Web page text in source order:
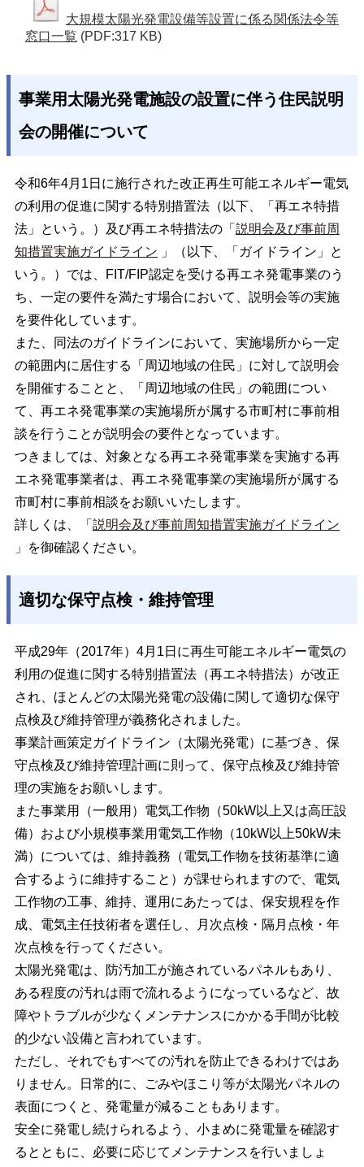
大規模太陽光発電設備等設置に係る関係法令等
窓口一覧 (PDF:317 KB)
事業用太陽光発電施設の設置に伴う住民説明
会の開催について
令和6年4月1日に施行された改正再生可能エネルギー電気
の利用の促進に関する特別措置法（以下、「再エネ特措
法」という。）及び再エネ特措法の「 説明会及び事前周
知措置実施ガイドライン 」（以下、「ガイドライン」と
いう。）では、FIT/FIP認定を受ける再エネ発電事業のう
ち、一定の要件を満たす場合において、説明会等の実施
を要件化しています。
また、同法のガイドラインにおいて、実施場所から一定
の範囲内に居住する「周辺地域の住民」に対して説明会
を開催することと、「周辺地域の住民」の範囲につい
て、再エネ発電事業の実施場所が属する市町村に事前相
談を行うことが説明会の要件となっています。
つきましては、対象となる再エネ発電事業を実施する再
エネ発電事業者は、再エネ発電事業の実施場所が属する
市町村に事前相談をお願いいたします。
詳しくは、「 説明会及び事前周知措置実施ガイドライン
」を御確認ください。
適切な保守点検・維持管理
平成29年（2017年）4月1日に再生可能エネルギー電気の
利用の促進に関する特別措置法（再エネ特措法）が改正
され、ほとんどの太陽光発電の設備に関して適切な保守
点検及び維持管理が義務化されました。
事業計画策定ガイドライン（太陽光発電）に基づき、保
守点検及び維持管理計画に則って、保守点検及び維持管
理の実施をお願いします。
また事業用（一般用）電気工作物（50kW以上又は高圧設
備）および小規模事業用電気工作物（10kW以上50kW未
満）については、維持義務（電気工作物を技術基準に適
合するように維持すること）が課せられますので、電気
工作物の工事、維持、運用にあたっては、保安規程を作
成、電気主任技術者を選任し、月次点検・隔月点検・年
次点検を行ってください。
太陽光発電は、防汚加工が施されているパネルもあり、
ある程度の汚れは雨で流れるようになっているなど、故
障やトラブルが少なくメンテナンスにかかる手間が比較
的少ない設備と言われています。
ただし、それでもすべての汚れを防止できるわけではあ
りません。日常的に、ごみやほこり等が太陽光パネルの
表面につくと、発電量が減ることもあります。
安全に発電し続けられるよう、小まめに発電量を確認す
るとともに、必要に応じてメンテナンスを行いましょ